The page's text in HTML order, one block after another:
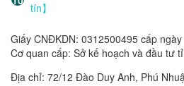
tín】
Giấy CNĐKDN: 0312500495 cấp
Cơ quan cấp: Sở kế hoạch và đầu tư
Địa chỉ: 72/12 Đào Duy Anh, Phú